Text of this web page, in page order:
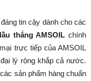
tin cậy dành cho các
thắng AMSOIL chính
trực tiếp của AMSOIL
lý rộng khắp cả nước.
sản phẩm hàng chuẩn